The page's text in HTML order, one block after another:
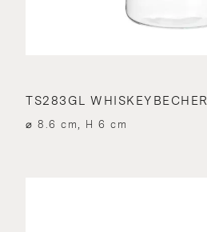
TS283GL WHISKEYBECHER
⌀ 8.6 cm, H 6 cm